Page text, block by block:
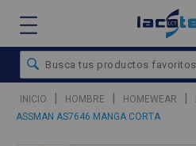
INICIO | HOMBRE | HOMEWEAR |
ASSMAN AS7646 MANGA CORTA